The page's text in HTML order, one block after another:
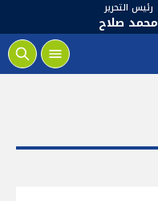
رئيس التحرير
محمد صلاح